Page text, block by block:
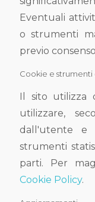
Eventuali
o strumenti
previo
Cookie e
Il sito utilizza
utilizzare,
dall'utente e
strumenti
parti. Per
Cookie Policy.